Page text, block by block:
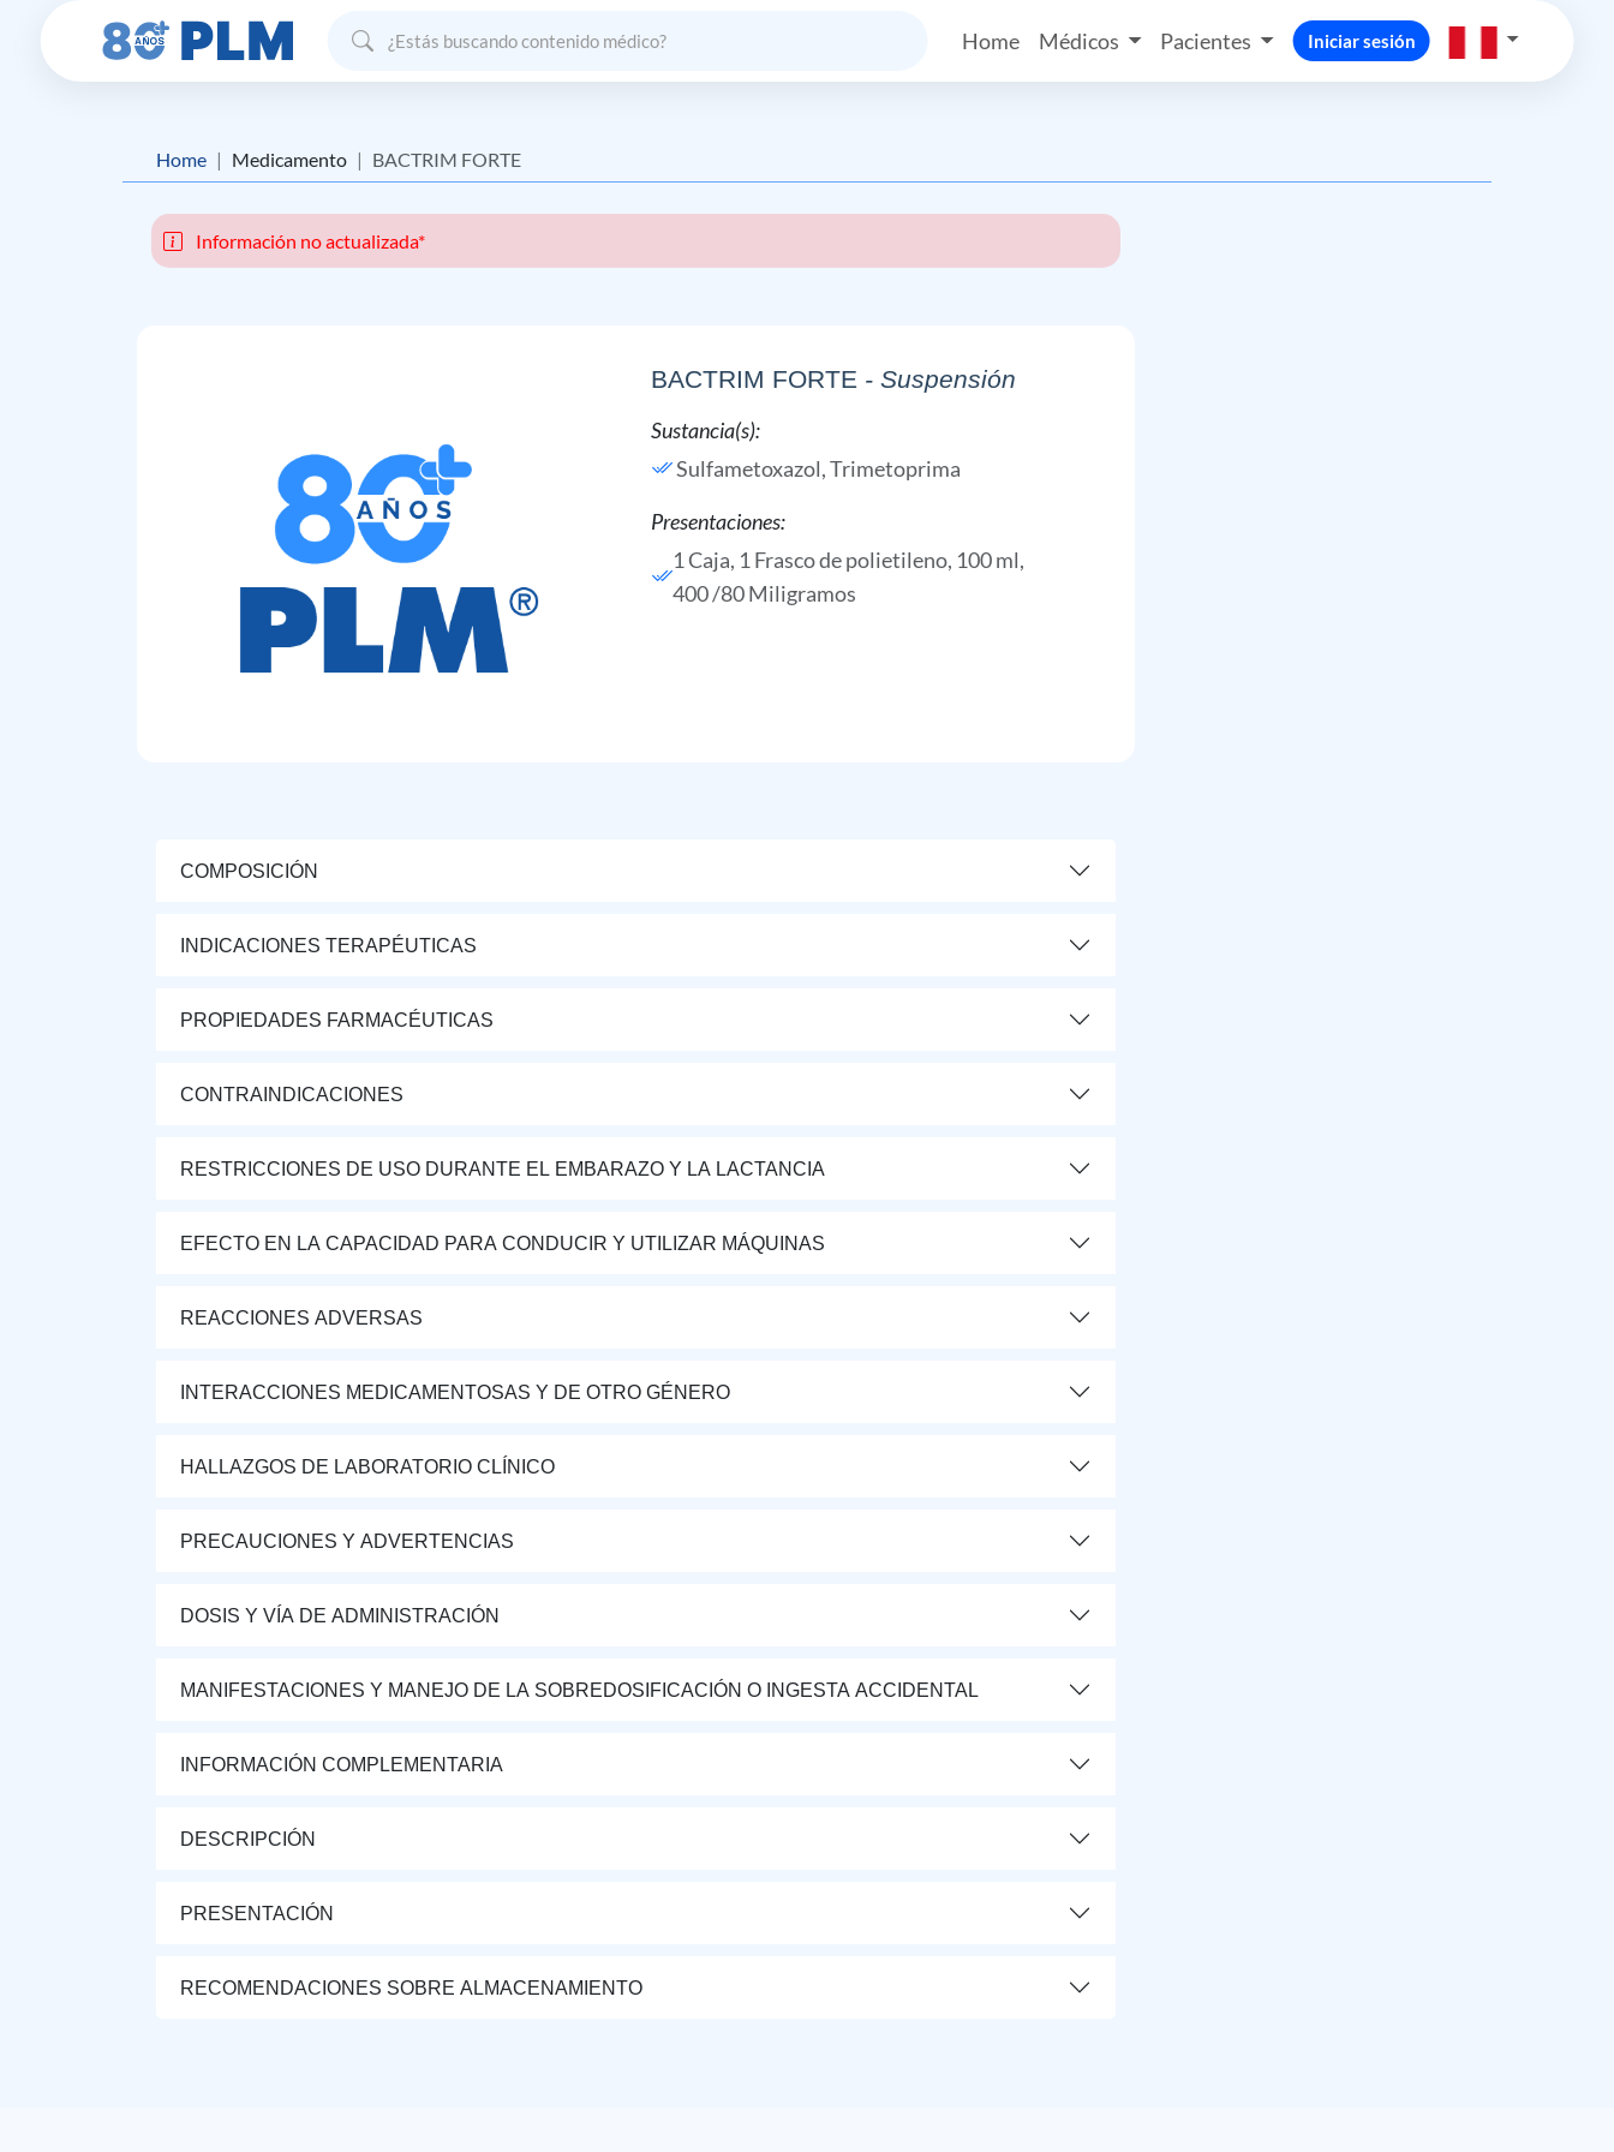
Home Médicos Pacientes Iniciar sesión
Home Medicamento BACTRIM FORTE
Información no actualizada*
BACTRIM FORTE - Suspensión
Sustancia(s):
Sulfametoxazol,Trimetoprima
Presentaciones:
1 Caja, 1 Frasco de polietileno, 100 ml,
400 /80 Miligramos
COMPOSICIÓN
INDICACIONES TERAPÉUTICAS
PROPIEDADES FARMACÉUTICAS
CONTRAINDICACIONES
RESTRICCIONES DE USO DURANTE EL EMBARAZO Y LA LACTANCIA
EFECTO EN LA CAPACIDAD PARA CONDUCIR Y UTILIZAR MÁQUINAS
REACCIONES ADVERSAS
INTERACCIONES MEDICAMENTOSAS Y DE OTRO GÉNERO
HALLAZGOS DE LABORATORIO CLÍNICO
PRECAUCIONES Y ADVERTENCIAS
DOSIS Y VÍA DE ADMINISTRACIÓN
MANIFESTACIONES Y MANEJO DE LA SOBREDOSIFICACIÓN O INGESTA ACCIDENTAL
INFORMACIÓN COMPLEMENTARIA
DESCRIPCIÓN
PRESENTACIÓN
RECOMENDACIONES SOBRE ALMACENAMIENTO